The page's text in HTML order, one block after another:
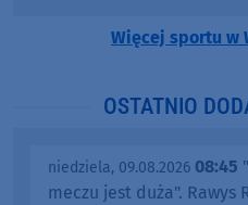
Więcej sportu w
OSTATNIO
niedziela, 09.08.2026 08:45
meczu jest duża". Rawys